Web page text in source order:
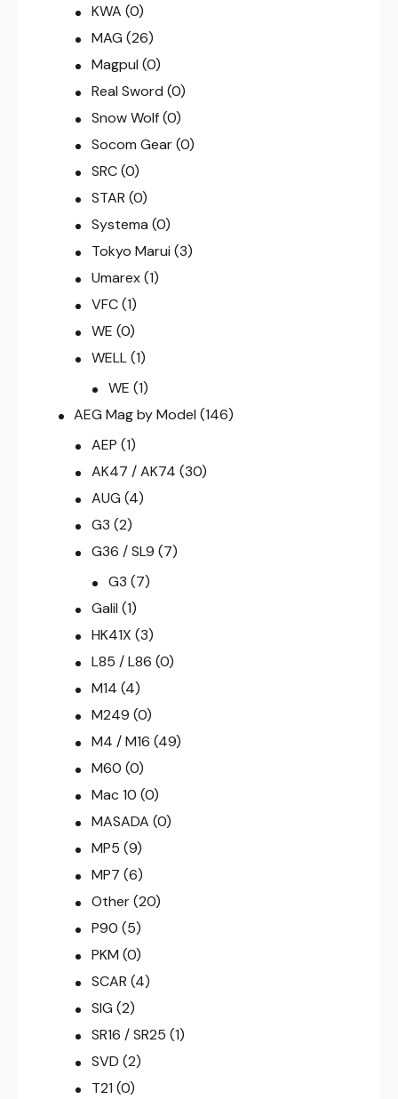
KWA (0)
MAG (26)
Magpul (0)
Real Sword (0)
Snow Wolf (0)
Socom Gear (0)
SRC (0)
STAR (0)
Systema (0)
Tokyo Marui (3)
Umarex (1)
VFC (1)
WE (0)
WELL (1)
WE (1)
AEG Mag by Model (146)
AEP (1)
AK47 / AK74 (30)
AUG (4)
G3 (2)
G36 / SL9 (7)
G3 (7)
Galil (1)
HK41X (3)
L85 / L86 (0)
M14 (4)
M249 (0)
M4 / M16 (49)
M60 (0)
Mac 10 (0)
MASADA (0)
MP5 (9)
MP7 (6)
Other (20)
P90 (5)
PKM (0)
SCAR (4)
SIG (2)
SR16 / SR25 (1)
SVD (2)
T21 (0)